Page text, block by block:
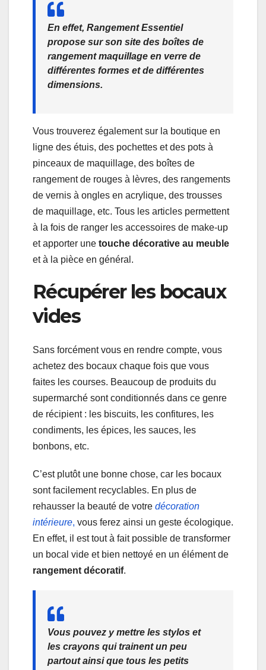
En effet, Rangement Essentiel
propose sur son site des boîtes de
rangement maquillage en verre de
différentes formes et de différentes
dimensions.
Vous trouverez également sur la boutique en
ligne des étuis, des pochettes et des pots à
pinceaux de maquillage, des boîtes de
rangement de rouges à lèvres, des rangements
de vernis à ongles en acrylique, des trousses
de maquillage, etc. Tous les articles permettent
à la fois de ranger les accessoires de make-up
et apporter une touche décorative au meuble
et à la pièce en général.
Récupérer les bocaux
vides
Sans forcément vous en rendre compte, vous
achetez des bocaux chaque fois que vous
faites les courses. Beaucoup de produits du
supermarché sont conditionnés dans ce genre
de récipient : les biscuits, les confitures, les
condiments, les épices, les sauces, les
bonbons, etc.
C’est plutôt une bonne chose, car les bocaux
sont facilement recyclables. En plus de
rehausser la beauté de votre décoration
intérieure, vous ferez ainsi un geste écologique.
En effet, il est tout à fait possible de transformer
un bocal vide et bien nettoyé en un élément de
rangement décoratif.
Vous pouvez y mettre les stylos et
les crayons qui trainent un peu
partout ainsi que tous les petits